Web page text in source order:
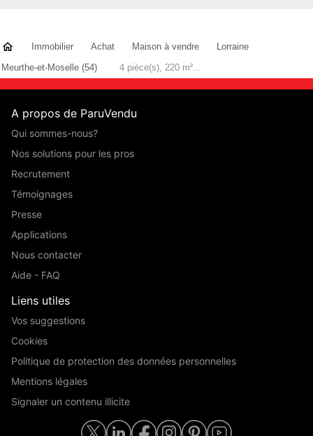
Immobilier Achat Maison à vendre
Lorraine
Meurthe-et-Moselle (54)
4 pièce(s), 220 m²...
A propos de ParuVendu
Qui sommes-nous?
Nos solutions pour les pros
Recrutement
Témoignages
Presse
Applications
Nous contacter
Aide - FAQ
Liens utiles
Vos suggestions
Cookies
Politique de protection des données personnelles
Mentions légales
Signaler un contenu illicite